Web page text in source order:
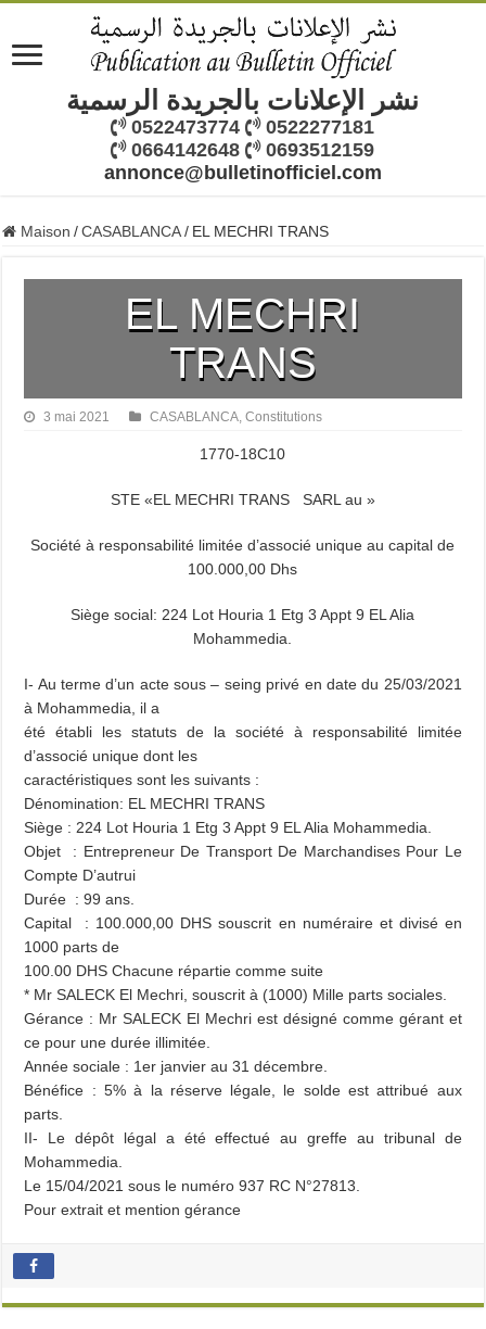
نشر الإعلانات بالجريدة الرسمية
0522473774
0522277181
0664142648
0693512159
annonce@bulletinofficiel.com
Maison / CASABLANCA / EL MECHRI TRANS
EL MECHRI
TRANS
3 mai 2021 CASABLANCA,Constitutions
1770-18C10
STE «EL MECHRI TRANS SARL au »
Société à responsabilité limitée d’associé unique au capital de
100.000,00 Dhs
Siège social: 224 Lot Houria 1 Etg 3 Appt 9 EL Alia
Mohammedia.
I- Au terme d’un acte sous – seing privé en date du 25/03/2021
à Mohammedia, il a
été établi les statuts de la société à responsabilité limitée
d’associé unique dont les
caractéristiques sont les suivants :
Dénomination: EL MECHRI TRANS
Siège : 224 Lot Houria 1 Etg 3 Appt 9 EL Alia Mohammedia.
Objet : Entrepreneur De Transport De Marchandises Pour Le
Compte D’autrui
Durée : 99 ans.
Capital : 100.000,00 DHS souscrit en numéraire et divisé en
1000 parts de
100.00 DHS Chacune répartie comme suite
* Mr SALECK El Mechri, souscrit à (1000) Mille parts sociales.
Gérance : Mr SALECK El Mechri est désigné comme gérant et
ce pour une durée illimitée.
Année sociale : 1er janvier au 31 décembre.
Bénéfice : 5% à la réserve légale, le solde est attribué aux
parts.
II- Le dépôt légal a été effectué au greffe au tribunal de
Mohammedia.
Le 15/04/2021 sous le numéro 937 RC N°27813.
Pour extrait et mention gérance